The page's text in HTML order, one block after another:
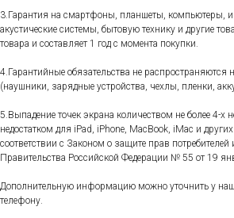
3.Гарантия на смартфоны, планшеты, компьютеры,
акустические системы, бытовую технику и другие
товара и составляет 1 год с момента покупки.
4.Гарантийные обязательства не распространяются
(наушники, зарядные устройства, чехлы, пленки,
5.Выпадение точек экрана количеством не более 4-х
недостатком для iPad, iPhone, MacBook, iMac и
соответствии с Законом о защите прав потребителей
Правительства Российской Федерации № 55 от 19
Дополнительную информацию можно уточнить у
телефону.